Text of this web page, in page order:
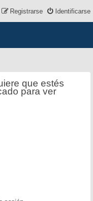
Identificarse
Registrarse
que estés
para ver